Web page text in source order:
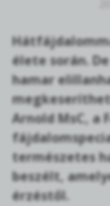
élete során.
hamar
Arnold MsC, a
természetes
beszélt,
érzéstől.